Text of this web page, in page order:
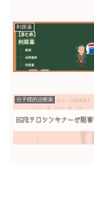
利尿薬
分子標的治療薬